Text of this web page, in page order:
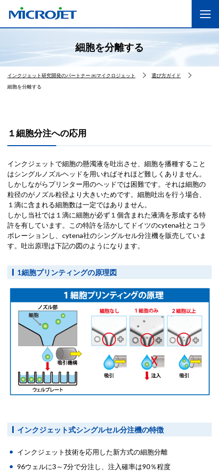
細胞を分離する
インクジェット研究開発のパートナー ㈱マイクロジェット
選び方ガイド
細胞を分離する
１細胞分注への応用
インクジェットで細胞の懸濁液を吐出させ、細胞を播種すること
はシングルノズルヘッドを用いればそれほど難しくありません。
しかしながらプリンター用のヘッドでは困難です。それは細胞の
粒径のがノズル粒径より大きいためです。細胞吐出を行う場合、
１滴に含まれる細胞数は一定ではありません。
しかし当社では１滴に細胞が必ず１個含まれた液滴を形成する特
許を有しています。この特許を活かしてドイツのcytena社とコラ
ボレーションし、cytena社のシングルセル分注機を販売していま
す。吐出原理は下記の図のようになります。
1細胞プリンティングの原理図
インクジェット式シングルセル分注機の特徴
インクジェット技術を応用した新方式の細胞分離
96ウェルに3～7分で分注し、注入確率は90％程度